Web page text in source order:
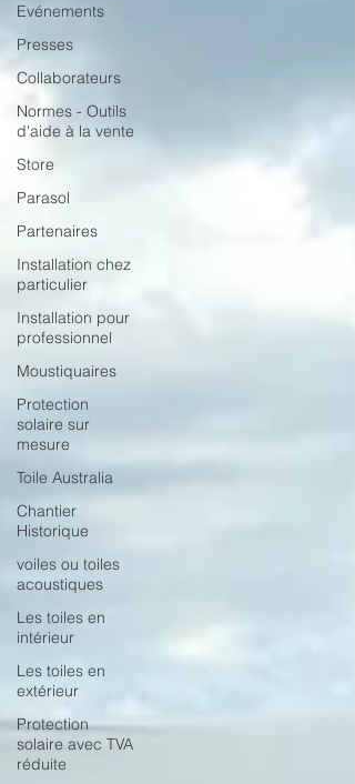
Evénements
Presses
Collaborateurs
Normes - Outils
d'aide à la vente
Store
Parasol
Partenaires
Installation chez
particulier
Installation pour
professionnel
Moustiquaires
Protection
solaire sur
mesure
Toile Australia
Chantier
Historique
voiles ou toiles
acoustiques
Les toiles en
intérieur
Les toiles en
extérieur
Protection
solaire avec TVA
réduite